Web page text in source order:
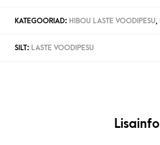
KATEGOORIAD: HIBOU LASTE VOODIPESU,
SILT: LASTE VOODIPESU
Lisainfo